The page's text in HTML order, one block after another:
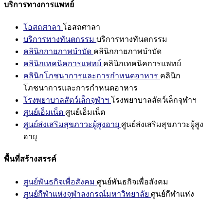
บริการทางการแพทย์
โอสถศาลา โอสถศาลา
บริการทางทันตกรรม บริการทางทันตกรรม
คลินิกกายภาพบำบัด คลินิกกายภาพบำบัด
คลินิกเทคนิคการแพทย์ คลินิกเทคนิคการแพทย์
คลินิกโภชนาการและการกำหนดอาหาร คลินิก
โภชนาการและการกำหนดอาหาร
โรงพยาบาลสัตว์เล็กจุฬาฯ โรงพยาบาลสัตว์เล็กจุฬาฯ
ศูนย์เอ็มเน็ต ศูนย์เอ็มเน็ต
ศูนย์ส่งเสริมสุขภาวะผู้สูงอายุ ศูนย์ส่งเสริมสุขภาวะผู้สูง
อายุ
พื้นที่สร้างสรรค์
ศูนย์พันธกิจเพื่อสังคม ศูนย์พันธกิจเพื่อสังคม
ศูนย์กีฬาแห่งจุฬาลงกรณ์มหาวิทยาลัย ศูนย์กีฬาแห่ง